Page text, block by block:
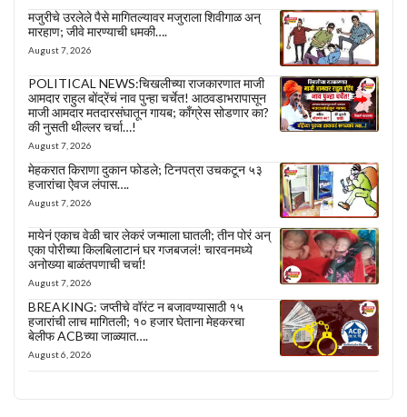
मजुरीचे उरलेले पैसे मागितल्यावर मजुराला शिवीगाळ अन्
मारहाण; जीवे मारण्याची धमकी….
August 7, 2026
POLITICAL NEWS:चिखलीच्या राजकारणात माजी
आमदार राहुल बोंद्रेंचं नाव पुन्हा चर्चेत! आठवडाभरापासून
माजी आमदार मतदारसंघातून गायब; काँग्रेस सोडणार का?
की नुसती थील्लर चर्चा…!
August 7, 2026
मेहकरात किराणा दुकान फोडले; टिनपत्रा उचकटून ५३
हजारांचा ऐवज लंपास….
August 7, 2026
मायेनं एकाच वेळी चार लेकरं जन्माला घातली; तीन पोरं अन्
एका पोरीच्या किलबिलाटानं घर गजबजलं! चारवनमध्ये
अनोख्या बाळंतपणाची चर्चा!
August 7, 2026
BREAKING: जप्तीचे वॉरंट न बजावण्यासाठी १५
हजारांची लाच मागितली; १० हजार घेताना मेहकरचा
बेलीफ ACBच्या जाळ्यात….
August 6, 2026